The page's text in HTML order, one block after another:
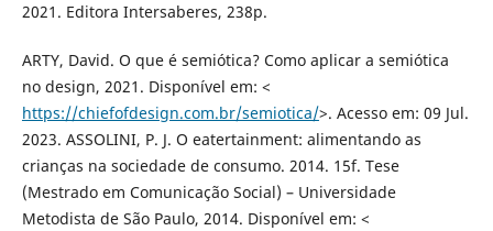
2021. Editora Intersaberes, 238p.
ARTY, David. O que é semiótica? Como aplicar a semiótica
no design, 2021. Disponível em: <
https://chiefofdesign.com.br/semiotica/>. Acesso em: 09 Jul.
2023. ASSOLINI, P. J. O eatertainment: alimentando as
crianças na sociedade de consumo. 2014. 15f. Tese
(Mestrado em Comunicação Social) – Universidade
Metodista de São Paulo, 2014. Disponível em: <